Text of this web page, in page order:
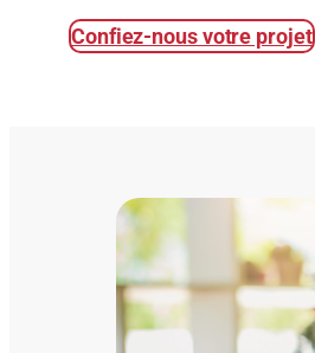
Confiez-nous votre projet